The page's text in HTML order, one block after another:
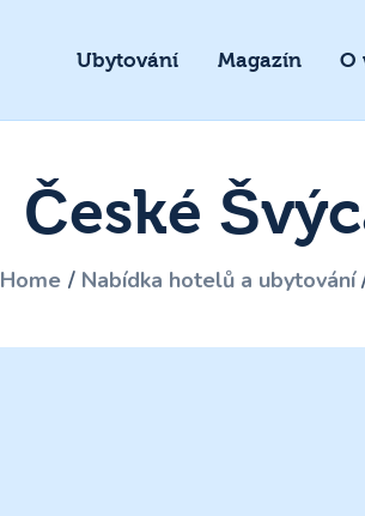
Ubytování Magazín O
České
Home Nabídka hotelů a ubytování